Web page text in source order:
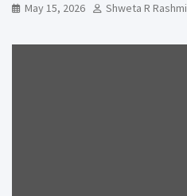
May 15, 2026 Shweta R Rashmi